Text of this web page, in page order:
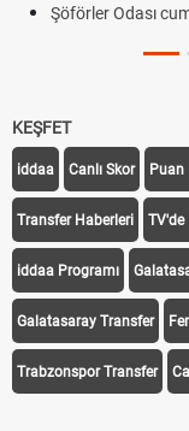
Şöförler Odası
KEŞFET
iddaa Canlı Skor Puan
Transfer Haberleri TV'de
iddaa Programı
Galatasaray Transfer
Trabzonspor Transfer